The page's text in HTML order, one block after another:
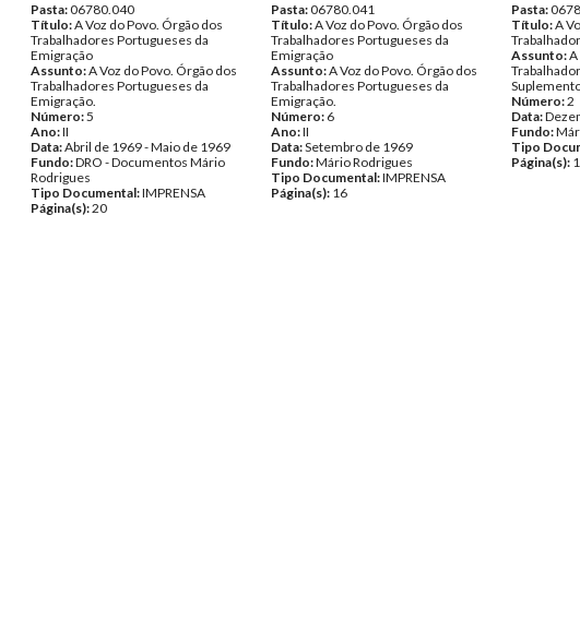
Pasta:06780.040
Título:A Voz do Povo. Órgão dos
Trabalhadores Portugueses da
Emigração
Assunto:A Voz do Povo. Órgão dos
Trabalhadores Portugueses da
Emigração.
Número:5
Ano:II
Data:Abril de 1969 - Maio de 1969
Fundo:DRO - Documentos Mário
Rodrigues
Tipo Documental:IMPRENSA
Página(s):20
Pasta:06780.041
Título:A Voz do Povo. Órgão dos
Trabalhadores Portugueses da
Emigração
Assunto:A Voz do Povo. Órgão dos
Trabalhadores Portugueses da
Emigração.
Número: 6
Ano:II
Data:Setembro de 1969
Fundo:Mário Rodrigues
Tipo Documental:IMPRENSA
Página(s): 16
Pasta:
Título:A
Assunto:A
Número:2
Data:
Fundo:
Tipo
Página(s):